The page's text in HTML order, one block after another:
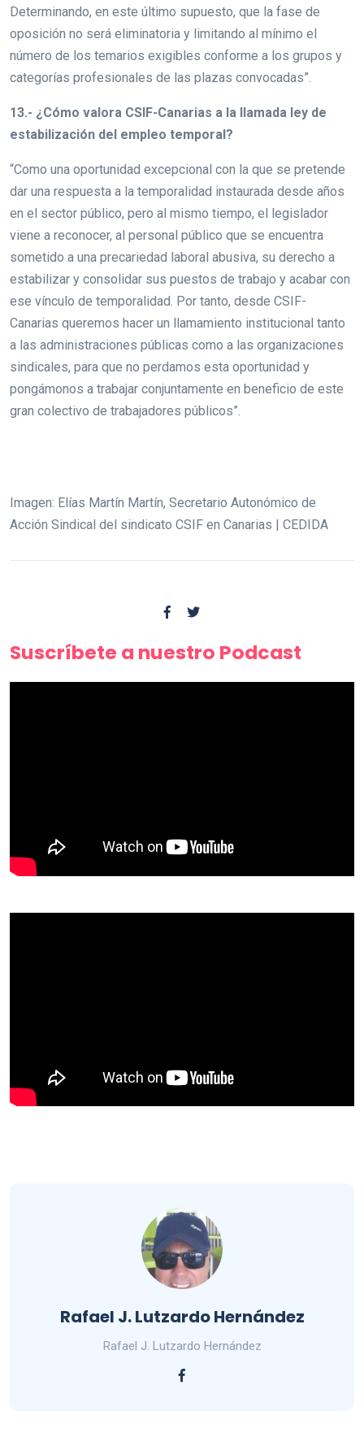
Determinando, en este último supuesto, que la fase de
oposición no será eliminatoria y limitando al mínimo el
número de los temarios exigibles conforme a los grupos y
categorías profesionales de las plazas convocadas”.
13.- ¿Cómo valora CSIF-Canarias a la llamada ley de
estabilización del empleo temporal?
“Como una oportunidad excepcional con la que se pretende
dar una respuesta a la temporalidad instaurada desde años
en el sector público, pero al mismo tiempo, el legislador
viene a reconocer, al personal público que se encuentra
sometido a una precariedad laboral abusiva, su derecho a
estabilizar y consolidar sus puestos de trabajo y acabar con
ese vínculo de temporalidad. Por tanto, desde CSIF-
Canarias queremos hacer un llamamiento institucional tanto
a las administraciones públicas como a las organizaciones
sindicales, para que no perdamos esta oportunidad y
pongámonos a trabajar conjuntamente en beneficio de este
gran colectivo de trabajadores públicos”.
Imagen: Elías Martín Martín, Secretario Autonómico de
Acción Sindical del sindicato CSIF en Canarias | CEDIDA
Suscríbete a nuestro Podcast
Rafael J. Lutzardo Hernández
Rafael J. Lutzardo Hernández